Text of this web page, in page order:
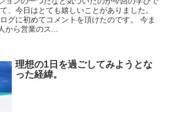
、今日はとても嬉しいことがありました。
グに初めてコメントを頂けたのです。 今ま
から営業のス...
理想の1日を過ごしてみようとな
った経緯。